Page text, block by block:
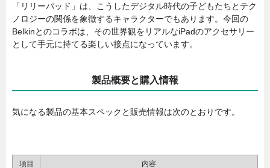
「リリーパッド」は、こうしたデジタル時代の子どもたちとテク
ノロジーの関係を象徴するキャラクターでもあります。今回の
Belkinとのコラボは、その世界観をリアルなiPadのアクセサリー
として手元に持てる楽しい接点になっています。
製品概要と購入情報
気になる製品の基本スペックと販売情報は次のとおりです。
項目
内容